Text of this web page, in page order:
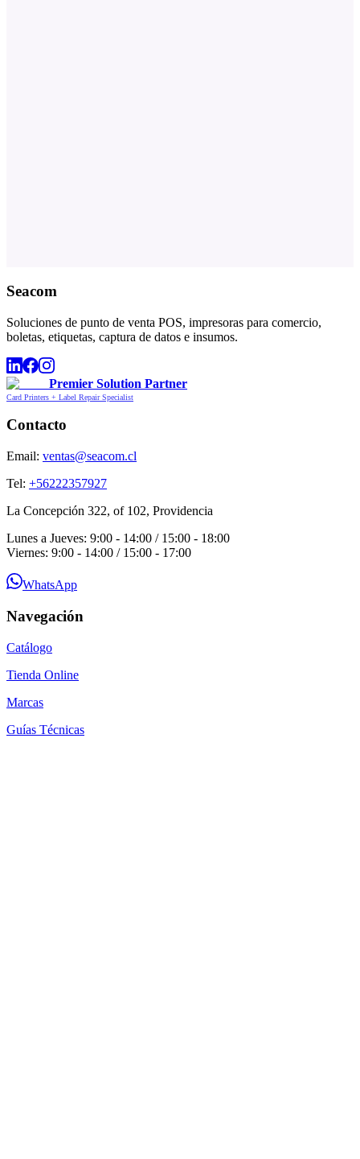
Seacom
Soluciones de punto de venta POS, impresoras para comercio,
boletas, etiquetas, captura de datos e insumos.
Premier Solution Partner
Card Printers + Label Repair Specialist
Contacto
Email: ventas@seacom.cl
Tel: +56222357927
La Concepción 322, of 102, Providencia
Lunes a Jueves: 9:00 - 14:00 / 15:00 - 18:00
Viernes: 9:00 - 14:00 / 15:00 - 17:00
WhatsApp
Navegación
Catálogo
Tienda Online
Marcas
Guías Técnicas